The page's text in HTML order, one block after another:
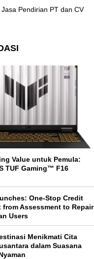
Jasa Pendirian PT dan CV
Value untuk Pemula:
TUF Gaming™ F16
One-Stop Credit
from Assessment to Repair
Users
Menikmati Cita
dalam Suasana